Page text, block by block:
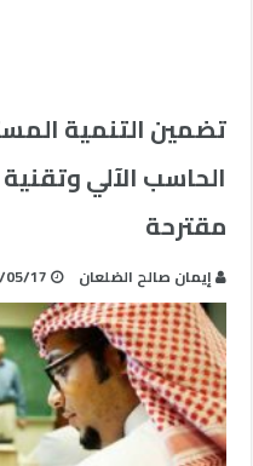
تضمين التنمية
الحاسب الآلي
مقترحة
إيمان صالح الضلعان 05/17